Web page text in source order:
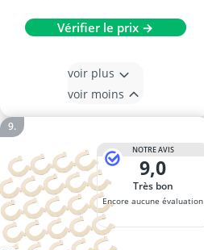
Vérifier le prix →
voir plus
voir moins
NOTRE AVIS
9,0
Très bon
Encore aucune évaluation